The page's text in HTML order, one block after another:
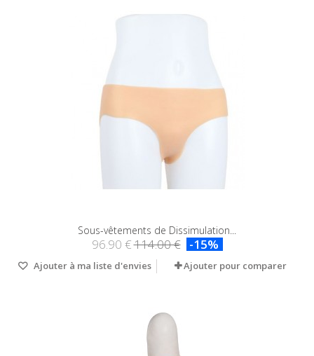
Sous-vêtements de Dissimulation...
96.90 €114.00 € -15%
Ajouter à ma liste d'envies Ajouter pour comparer